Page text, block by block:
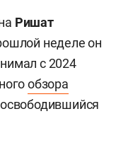
Ришат
неделе он
с 2024
обзора